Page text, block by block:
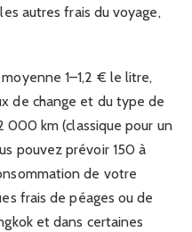
autres frais du voyage,
1–1,2 € le litre,
de change et du type de
000 km (classique pour un
pouvez prévoir 150 à
de votre
frais de péages ou de
et dans certaines